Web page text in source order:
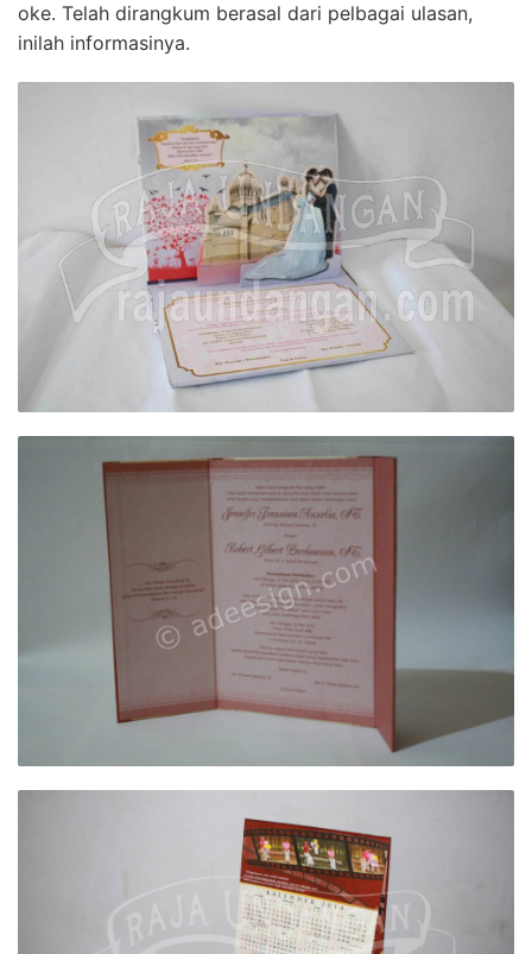
oke. Telah dirangkum berasal dari pelbagai ulasan,
inilah informasinya.